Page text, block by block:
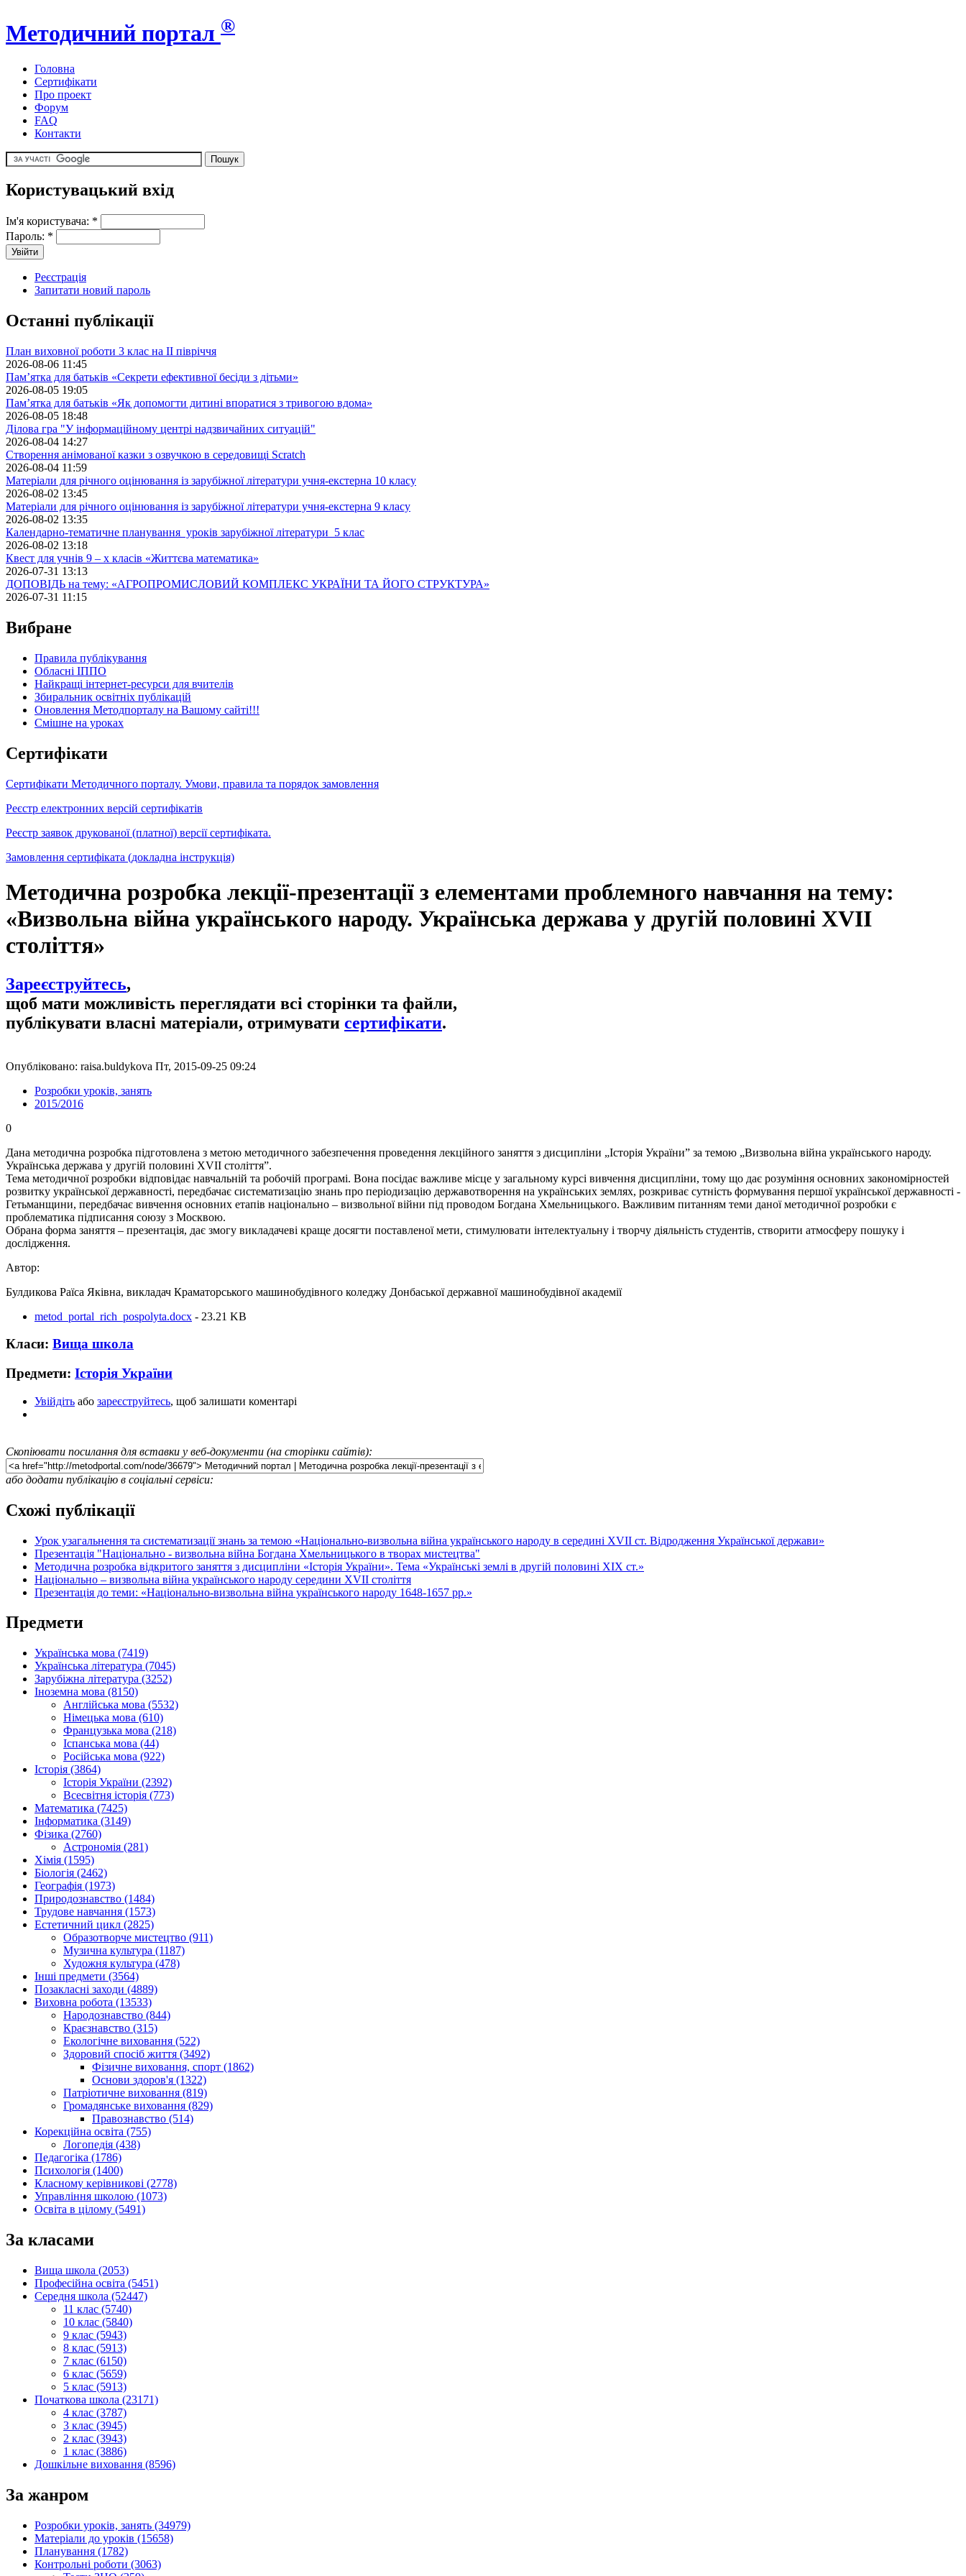
Методичний портал ®
Головна
Сертифікати
Про проект
Форум
FAQ
Контакти
Користувацький вхід
Ім'я користувача: *
Пароль: *
Реєстрація
Запитати новий пароль
Останні публікації
План виховної роботи 3 клас на II півріччя
2026-08-06 11:45
Пам’ятка для батьків «Секрети ефективної бесіди з дітьми»
2026-08-05 19:05
Пам’ятка для батьків «Як допомогти дитині впоратися з тривогою вдома»
2026-08-05 18:48
Ділова гра "У інформаційному центрі надзвичайних ситуацій"
2026-08-04 14:27
Створення анімованої казки з озвучкою в середовищі Scratch
2026-08-04 11:59
Матеріали для річного оцінювання із зарубіжної літератури учня-екстерна 10 класу
2026-08-02 13:45
Матеріали для річного оцінювання із зарубіжної літератури учня-екстерна 9 класу
2026-08-02 13:35
Календарно-тематичне планування уроків зарубіжної літератури 5 клас
2026-08-02 13:18
Квест для учнів 9 – х класів «Життєва математика»
2026-07-31 13:13
ДОПОВІДЬ на тему: «АГРОПРОМИСЛОВИЙ КОМПЛЕКС УКРАЇНИ ТА ЙОГО СТРУКТУРА»
2026-07-31 11:15
Вибране
Правила публікування
Обласні ІППО
Найкращі інтернет-ресурси для вчителів
Збиральник освітніх публікацій
Оновлення Методпорталу на Вашому сайті!!!
Cмішне на уроках
Сертифікати
Сертифікати Методичного порталу. Умови, правила та порядок замовлення
Реєстр електронних версій сертифікатів
Реєстр заявок друкованої (платної) версії сертифіката.
Замовлення сертифіката (докладна інструкція)
Методична розробка лекції-презентації з елементами проблемного навчання на тему:
«Визвольна війна українського народу. Українська держава у другій половині XVII
століття»
Зареєструйтесь,
щоб мати можливість переглядати всі сторінки та файли,
публікувати власні матеріали, отримувати сертифікати.
Опубліковано: raisa.buldykova Пт, 2015-09-25 09:24
Розробки уроків, занять
2015/2016
0
Дана методична розробка підготовлена з метою методичного забезпечення проведення лекційного заняття з дисципліни „Історія України” за темою „Визвольна війна українського народу.
Українська держава у другій половині XVII століття”.
Тема методичної розробки відповідає навчальній та робочій програмі. Вона посідає важливе місце у загальному курсі вивчення дисципліни, тому що дає розуміння основних закономірностей
розвитку української державності, передбачає систематизацію знань про періодизацію державотворення на українських землях, розкриває сутність формування першої української державності -
Гетьманщини, передбачає вивчення основних етапів національно – визвольної війни під проводом Богдана Хмельницького. Важливим питанням теми даної методичної розробки є
проблематика підписання союзу з Москвою.
Обрана форма заняття – презентація, дає змогу викладачеві краще досягти поставленої мети, стимулювати інтелектуальну і творчу діяльність студентів, створити атмосферу пошуку і
дослідження.
Автор:
Булдикова Раїса Яківна, викладач Краматорського машинобудівного коледжу Донбаської державної машинобудівної академії
metod_portal_rich_pospolyta.docx - 23.21 KB
Класи: Вища школа
Предмети: Історія України
Увійдіть або зареєструйтесь, щоб залишати коментарі
Скопіювати посилання для вставки у веб-документи (на сторінки сайтів):
або додати публікацію в соціальні сервіси:
Схожі публікації
Урок узагальнення та систематизації знань за темою «Національно-визвольна війна українського народу в середині XVII ст. Відродження Української держави»
Презентація "Національно - визвольна війна Богдана Хмельницького в творах мистецтва"
Методична розробка відкритого заняття з дисципліни «Історія України». Тема «Українські землі в другій половині ХІХ ст.»
Національно – визвольна війна українського народу середини XVII століття
Презентація до теми: «Національно-визвольна війна українського народу 1648-1657 рр.»
Предмети
Українська мова (7419)
Українська література (7045)
Зарубіжна література (3252)
Іноземна мова (8150)
Англійська мова (5532)
Німецька мова (610)
Французька мова (218)
Іспанська мова (44)
Російська мова (922)
Історія (3864)
Історія України (2392)
Всесвітня історія (773)
Математика (7425)
Інформатика (3149)
Фізика (2760)
Астрономія (281)
Хімія (1595)
Біологія (2462)
Географія (1973)
Природознавство (1484)
Трудове навчання (1573)
Естетичний цикл (2825)
Образотворче мистецтво (911)
Музична культура (1187)
Художня культура (478)
Інші предмети (3564)
Позакласні заходи (4889)
Виховна робота (13533)
Народознавство (844)
Краєзнавство (315)
Екологічне виховання (522)
Здоровий спосіб життя (3492)
Фізичне виховання, спорт (1862)
Основи здоров'я (1322)
Патріотичне виховання (819)
Громадянське виховання (829)
Правознавство (514)
Корекційна освіта (755)
Логопедія (438)
Педагогіка (1786)
Психологія (1400)
Класному керівникові (2778)
Управління школою (1073)
Освіта в цілому (5491)
За класами
Вища школа (2053)
Професійна освіта (5451)
Середня школа (52447)
11 клас (5740)
10 клас (5840)
9 клас (5943)
8 клас (5913)
7 клас (6150)
6 клас (5659)
5 клас (5913)
Початкова школа (23171)
4 клас (3787)
3 клас (3945)
2 клас (3943)
1 клас (3886)
Дошкільне виховання (8596)
За жанром
Розробки уроків, занять (34979)
Матеріали до уроків (15658)
Планування (1782)
Контрольні роботи (3063)